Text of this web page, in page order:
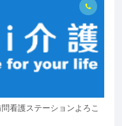
看護ステーションよろこ